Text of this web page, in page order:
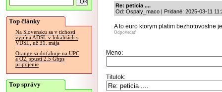
Top články
Na Slovensku sa v tichosti
vypína ADSL v lokalitách s
VDSL, už 31. mája
Orange sa doťahuje na UPC
a O2, spustí 2.5 Gbps
pripojenie
Top správy
Re: peticia ....
Od: Ospaly_maco | Pridané: 2025-03-11
A to euro ktorym platim bezhotovostne
Odpovedať
Meno:
Titulok: